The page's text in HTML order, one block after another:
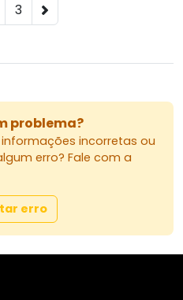
3
problema?
incorretas ou
erro? Fale com a
erro